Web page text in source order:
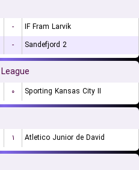
-
IF Fram Larvik
- Sandefjord 2
۰ Sporting Kansas City II
۱ Atletico Junior de David